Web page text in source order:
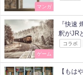
マンガ
ゲーム
『快速
釈がJR
コラボ
【もは